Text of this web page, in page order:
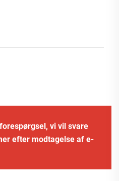
vi vil svare
efter modtagelse af e-